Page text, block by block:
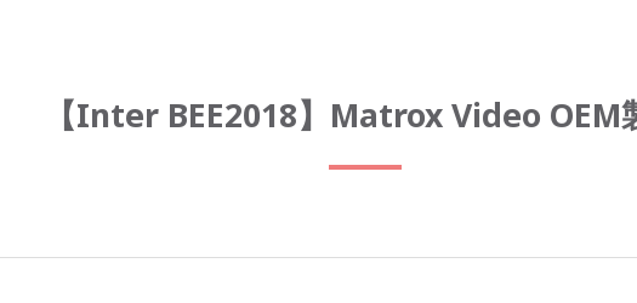
【Inter BEE2018】Matrox Video OEM